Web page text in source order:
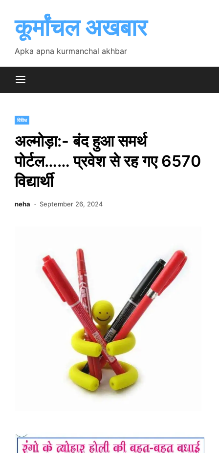
contentकूर्मांचल अखबार
Apka apna kurmanchal akhbar
विविध
अल्मोड़ा:- बंद हुआ समर्थ
पोर्टल…… प्रवेश से रह गए 6570
विद्यार्थी
neha September 26, 2024